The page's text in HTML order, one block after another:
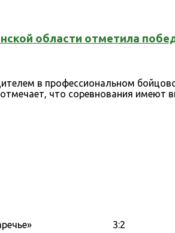
области отметила
в профессиональном
что соревнования имеют
3:2